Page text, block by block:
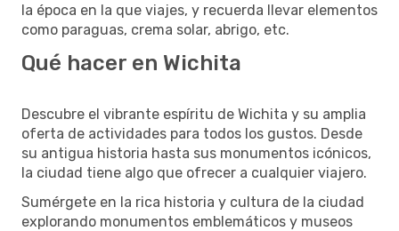
la época en la que viajes, y recuerda llevar elementos
como paraguas, crema solar, abrigo, etc.
Qué hacer en Wichita
Descubre el vibrante espíritu de Wichita y su amplia
oferta de actividades para todos los gustos. Desde
su antigua historia hasta sus monumentos icónicos,
la ciudad tiene algo que ofrecer a cualquier viajero.
Sumérgete en la rica historia y cultura de la ciudad
explorando monumentos emblemáticos y museos